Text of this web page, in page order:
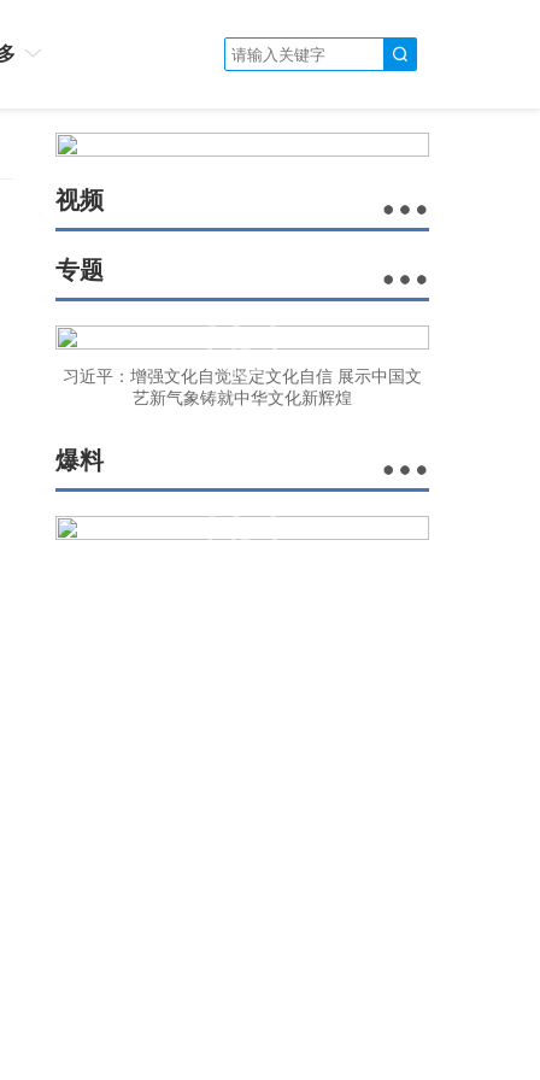
视频
专题
习近平：增强文化自觉坚定文化自信 展示中国文
艺新气象铸就中华文化新辉煌
爆料